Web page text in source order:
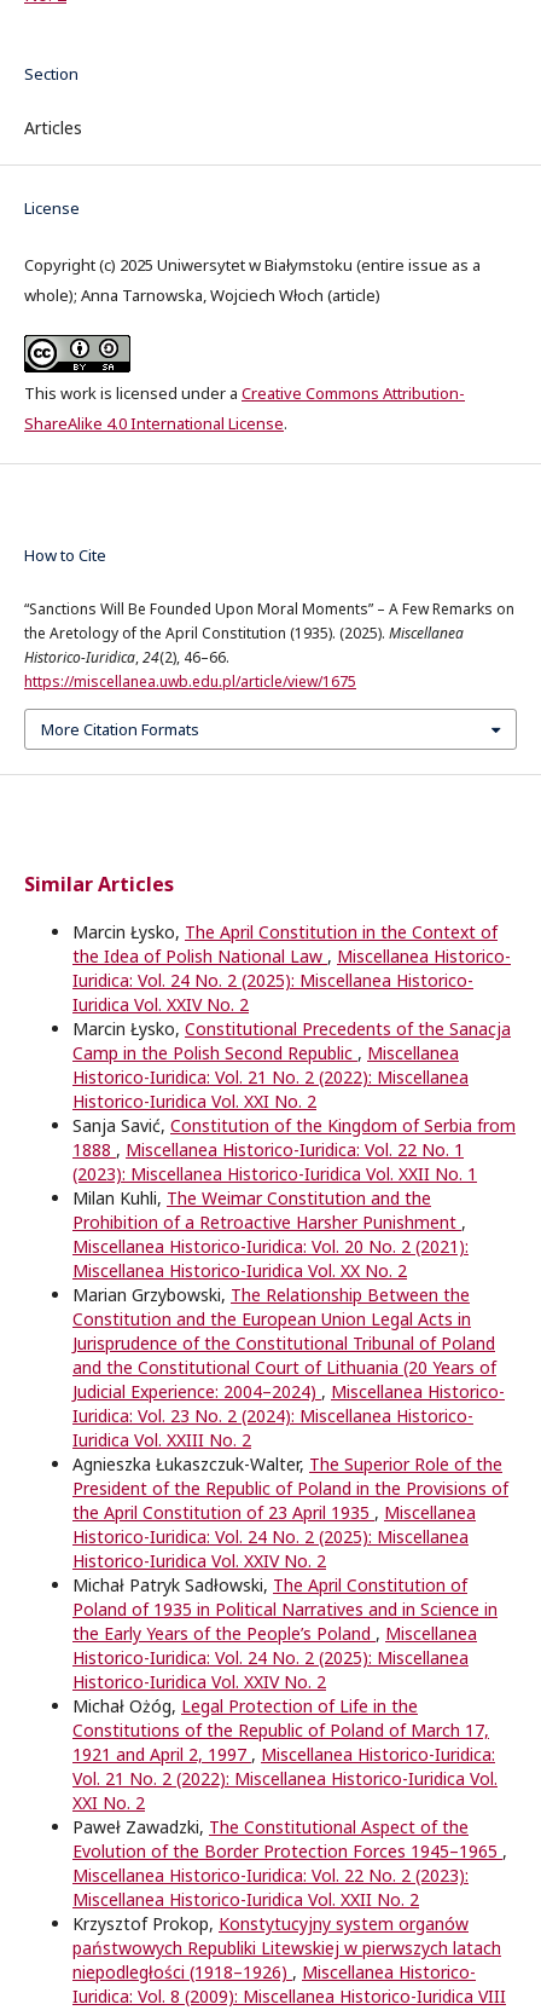
Section
Articles
License
Copyright (c) 2025 Uniwersytet w Białymstoku (entire issue as a
whole); Anna Tarnowska, Wojciech Włoch (article)
This work is licensed under a Creative Commons Attribution-
ShareAlike 4.0 International License.
How to Cite
“Sanctions Will Be Founded Upon Moral Moments” – A Few Remarks on
the Aretology of the April Constitution (1935). (2025). Miscellanea
Historico-Iuridica,24(2), 46–66.
https://miscellanea.uwb.edu.pl/article/view/1675
More Citation Formats
Similar Articles
Marcin Łysko, The April Constitution in the Context of
the Idea of Polish National Law , Miscellanea Historico-
Iuridica: Vol. 24 No. 2 (2025): Miscellanea Historico-
Iuridica Vol. XXIV No. 2
Marcin Łysko, Constitutional Precedents of the Sanacja
Camp in the Polish Second Republic , Miscellanea
Historico-Iuridica: Vol. 21 No. 2 (2022): Miscellanea
Historico-Iuridica Vol. XXI No. 2
Sanja Savić, Constitution of the Kingdom of Serbia from
1888 , Miscellanea Historico-Iuridica: Vol. 22 No. 1
(2023): Miscellanea Historico-Iuridica Vol. XXII No. 1
Milan Kuhli, The Weimar Constitution and the
Prohibition of a Retroactive Harsher Punishment ,
Miscellanea Historico-Iuridica: Vol. 20 No. 2 (2021):
Miscellanea Historico-Iuridica Vol. XX No. 2
Marian Grzybowski, The Relationship Between the
Constitution and the European Union Legal Acts in
Jurisprudence of the Constitutional Tribunal of Poland
and the Constitutional Court of Lithuania (20 Years of
Judicial Experience: 2004–2024) , Miscellanea Historico-
Iuridica: Vol. 23 No. 2 (2024): Miscellanea Historico-
Iuridica Vol. XXIII No. 2
Agnieszka Łukaszczuk-Walter, The Superior Role of the
President of the Republic of Poland in the Provisions of
the April Constitution of 23 April 1935 , Miscellanea
Historico-Iuridica: Vol. 24 No. 2 (2025): Miscellanea
Historico-Iuridica Vol. XXIV No. 2
Michał Patryk Sadłowski, The April Constitution of
Poland of 1935 in Political Narratives and in Science in
the Early Years of the People’s Poland , Miscellanea
Historico-Iuridica: Vol. 24 No. 2 (2025): Miscellanea
Historico-Iuridica Vol. XXIV No. 2
Michał Ożóg, Legal Protection of Life in the
Constitutions of the Republic of Poland of March 17,
1921 and April 2, 1997 , Miscellanea Historico-Iuridica:
Vol. 21 No. 2 (2022): Miscellanea Historico-Iuridica Vol.
XXI No. 2
Paweł Zawadzki, The Constitutional Aspect of the
Evolution of the Border Protection Forces 1945–1965 ,
Miscellanea Historico-Iuridica: Vol. 22 No. 2 (2023):
Miscellanea Historico-Iuridica Vol. XXII No. 2
Krzysztof Prokop, Konstytucyjny system organów
państwowych Republiki Litewskiej w pierwszych latach
niepodległości (1918–1926) , Miscellanea Historico-
Iuridica: Vol. 8 (2009): Miscellanea Historico-Iuridica VIII